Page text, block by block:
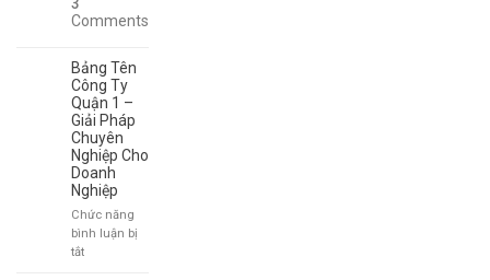
Lấy
Ngày
3
Comments
Bảng Tên
Công Ty
Quận 1 –
Giải Pháp
Chuyên
Nghiệp Cho
Doanh
Nghiệp
Chức năng
bình luận bị
tắtở